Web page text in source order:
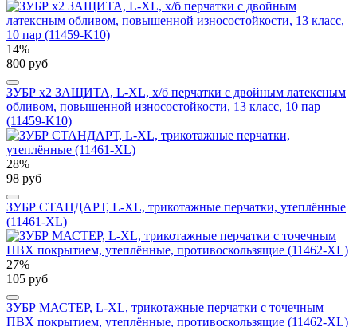
14%
800 руб
ЗУБР х2 ЗАЩИТА, L-XL, х/б перчатки с двойным латексным
обливом, повышенной износостойкости, 13 класс, 10 пар
(11459-K10)
28%
98 руб
ЗУБР СТАНДАРТ, L-XL, трикотажные перчатки, утеплённые
(11461-XL)
27%
105 руб
ЗУБР МАСТЕР, L-XL, трикотажные перчатки с точечным
ПВХ покрытием, утеплённые, противоскользящие (11462-XL)